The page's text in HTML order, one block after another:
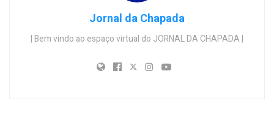
Jornal da Chapada
| Bem vindo ao espaço virtual do JORNAL DA CHAPADA |